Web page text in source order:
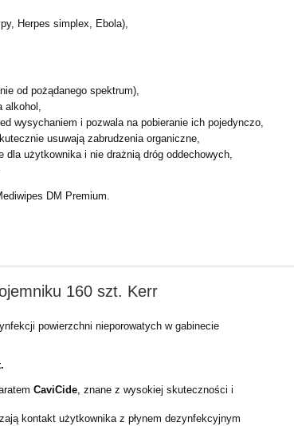
Herpes simplex, Ebola),
od pożądanego spektrum),
alkohol,
wysychaniem i pozwala na pobieranie ich pojedynczo,
usuwają zabrudzenia organiczne,
użytkownika i nie drażnią dróg oddechowych,
DM Premium.
160 szt. Kerr
powierzchni nieporowatych w gabinecie
CaviCide, znane z wysokiej skuteczności i
kontakt użytkownika z płynem dezynfekcyjnym